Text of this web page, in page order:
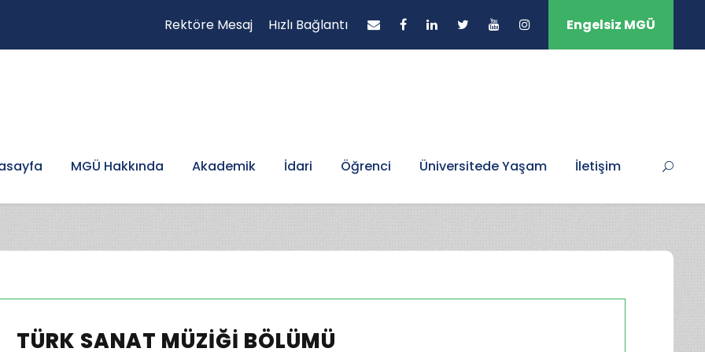
Rektöre Mesaj Hızlı Bağlantı Engelsiz MGÜ
MGÜ Hakkında Akademik İdari Öğrenci Üniversitede Yaşam İletişim
TÜRK SANAT MÜZIĞI BÖLÜMÜ